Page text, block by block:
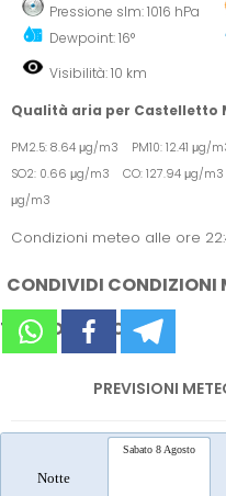
Pressione slm: 1016 hPa
Dewpoint: 16°
Visibilità: 10 km
Qualità aria per Castelletto
PM2.5: 8.64 μg/m3 PM10: 12.41
SO2: 0.66 μg/m3 CO: 127.94 μg/
μg/m3
Condizioni meteo alle ore
CONDIVIDI CONDIZIONI
TEMPO SUI SOCIAL
PREVISIONI
Notte
Sabato 8 Agosto